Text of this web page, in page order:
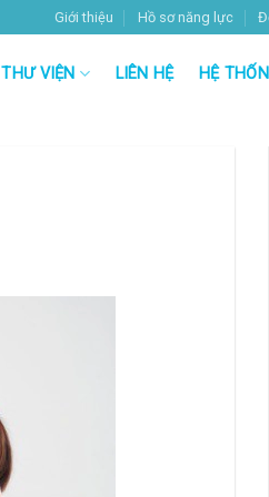
Giới thiệu Hồ sơ năng lực
THƯ VIỆN LIÊN HỆ HỆ